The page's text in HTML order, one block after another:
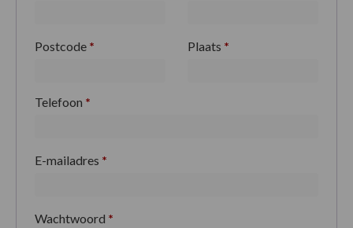
Postcode * Plaats *
Telefoon *
E-mailadres *
Wachtwoord *